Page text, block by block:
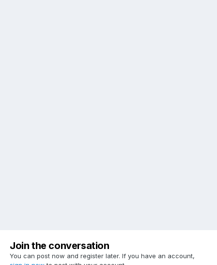
Join the conversation
You can post now and register later. If you have an account,